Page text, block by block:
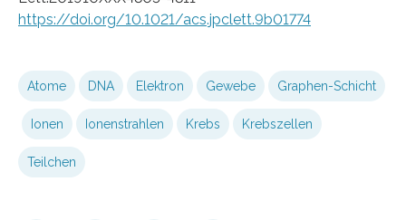
https://doi.org/10.1021/acs.jpclett.9b01774
Atome DNA Elektron Gewebe Graphen-Schicht
Ionen Ionenstrahlen Krebs Krebszellen
Teilchen